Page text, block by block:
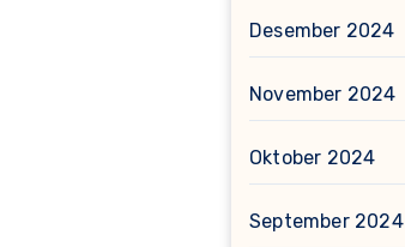
Desember 2024
November 2024
Oktober 2024
September 2024